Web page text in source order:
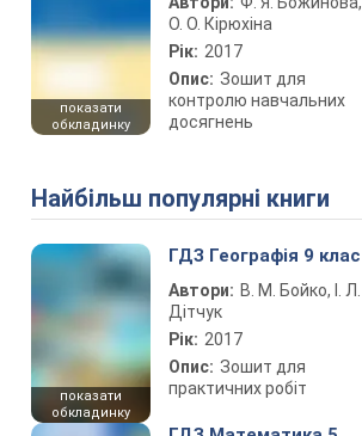
показати
обкладинку
О. О. Кірюхіна
Рік: 2017
Опис: Зошит для
контролю навчальних
досягнень
Найбільш популярні книги
показати
обкладинку
ГДЗ Географія 9 клас
Автори: В. М. Бойко, І. Л.
Дітчук
Рік: 2017
Опис: Зошит для
практичних робіт